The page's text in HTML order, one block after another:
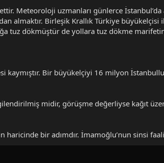
Meteoroloji uzmanları günlerce İstanbul’da
almaktır. Birleşik Krallık Türkiye büyükelçisi
tuz dökmüştür de yollara tuz dökme
Bir büyükelçiyi 16 milyon
midir, görüşme değerliyse kağıt
haricinde bir adımdır. İmamoğlu’nun sinsi